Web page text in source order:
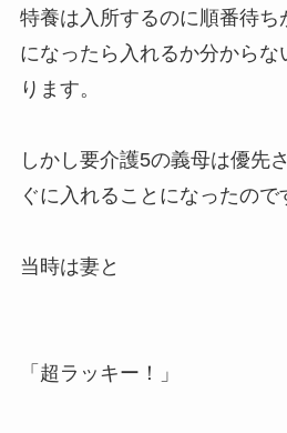
特養は入所するのに順番待ち
になったら入れるか分からな
ります。
しかし要介護5の義母は優先
ぐに入れることになったので
当時は妻と
「超ラッキー！」